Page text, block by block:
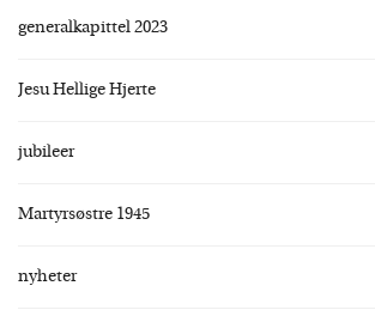
generalkapittel 2023
Jesu Hellige Hjerte
jubileer
Martyrsøstre 1945
nyheter